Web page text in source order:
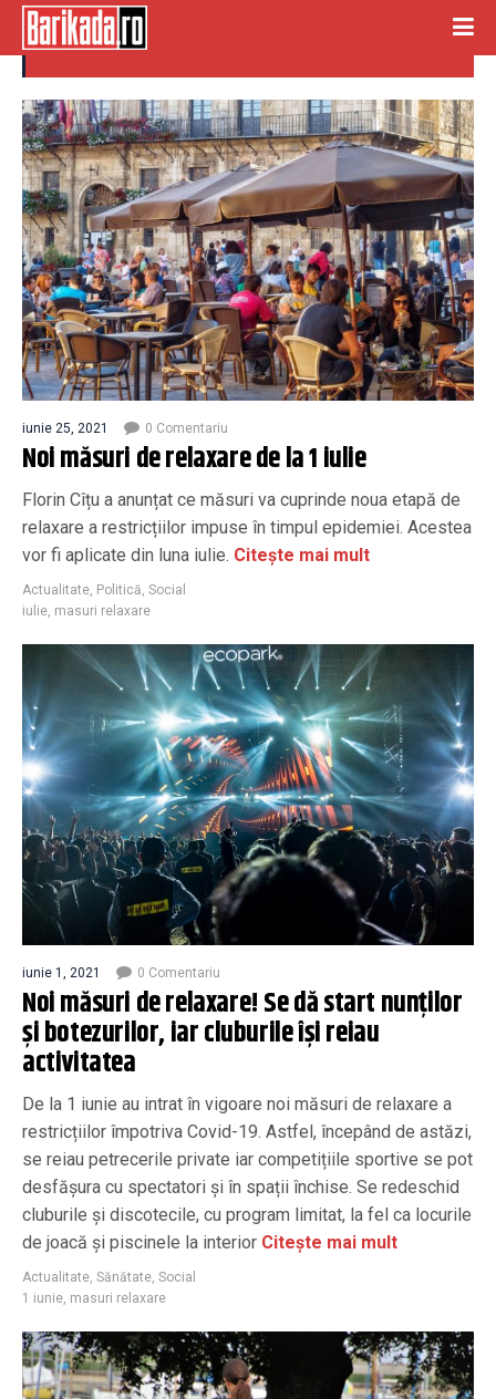
masuri relaxare
iunie 25, 2021 0 Comentariu
Noi măsuri de relaxare de la 1 iulie
Florin Cîțu a anunțat ce măsuri va cuprinde noua etapă de
relaxare a restricțiilor impuse în timpul epidemiei. Acestea
vor fi aplicate din luna iulie. Citește mai mult
Actualitate, Politică, Social
iulie, masuri relaxare
iunie 1, 2021 0 Comentariu
Noi măsuri de relaxare! Se dă start nunților
și botezurilor, iar cluburile își reiau
activitatea
De la 1 iunie au intrat în vigoare noi măsuri de relaxare a
restricțiilor împotriva Covid-19. Astfel, începând de astăzi,
se reiau petrecerile private iar competițiile sportive se pot
desfășura cu spectatori și în spații închise. Se redeschid
cluburile și discotecile, cu program limitat, la fel ca locurile
de joacă și piscinele la interior Citește mai mult
Actualitate, Sănătate, Social
1 iunie, masuri relaxare